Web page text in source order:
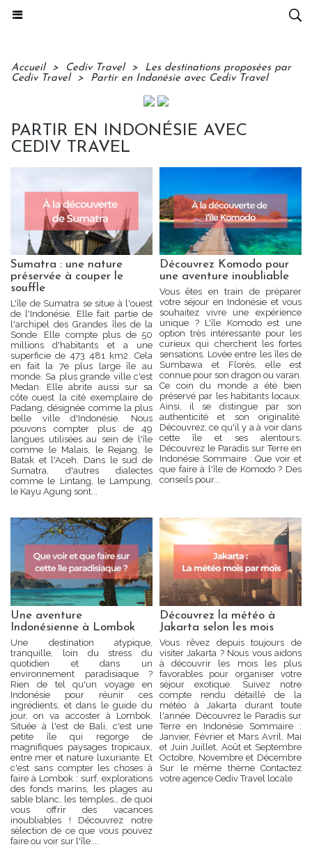
Accueil > Cediv Travel >
Les destinations proposées par
Cediv Travel
> Partir en Indonésie avec Cediv Travel
PARTIR EN INDONÉSIE AVEC
CEDIV TRAVEL
Sumatra : une nature
préservée à couper le
souffle
L'île de Sumatra se situe à l'ouest
de l'Indonésie. Elle fait partie de
l'archipel des Grandes îles de la
Sonde. Elle compte plus de 50
millions d'habitants et a une
superficie de 473 481 km2. Cela
en fait la 7e plus large île au
monde. Sa plus grande ville c'est
Medan. Elle abrite aussi sur sa
côte ouest la cité exemplaire de
Padang, désignée comme la plus
belle ville d'Indonésie. Nous
pouvons compter plus de 49
langues utilisées au sein de l'île
comme le Malais, le Rejang, le
Batak et l'Aceh. Dans le sud de
Sumatra, d'autres dialectes
comme le Lintang, le Lampung,
le Kayu Agung sont...
Découvrez Komodo pour
une aventure inoubliable
Vous êtes en train de préparer
votre séjour en Indonésie et vous
souhaitez vivre une expérience
unique ? L'île Komodo est une
option très intéressante pour les
curieux qui cherchent les fortes
sensations. Lovée entre les îles de
Sumbawa et Florès, elle est
connue pour son dragon ou varan.
Ce coin du monde a été bien
préservé par les habitants locaux.
Ainsi, il se distingue par son
authenticité et son originalité.
Découvrez, ce qu'il y a à voir dans
cette île et ses alentours.
Découvrez le Paradis sur Terre en
Indonésie Sommaire : Que voir et
que faire à l'île de Komodo ? Des
conseils pour...
Une aventure
Indonésienne à Lombok
Une destination atypique,
tranquille, loin du stress du
quotidien et dans un
environnement paradisiaque ?
Rien de tel qu'un voyage en
Indonésie pour réunir ces
ingrédients, et dans le guide du
jour, on va accoster à Lombok.
Située à l'est de Bali, c'est une
petite île qui regorge de
magnifiques paysages tropicaux,
entre mer et nature luxuriante. Et
c'est sans compter les choses à
faire à Lombok : surf, explorations
des fonds marins, les plages au
sable blanc, les temples… de quoi
vous offrir des vacances
inoubliables ! Découvrez notre
sélection de ce que vous pouvez
faire ou voir sur l'île....
Découvrez la météo à
Jakarta selon les mois
Vous rêvez depuis toujours de
visiter Jakarta ? Nous vous aidons
à découvrir les mois les plus
favorables pour organiser votre
séjour exotique. Suivez notre
compte rendu détaillé de la
météo à Jakarta durant toute
l'année. Découvrez le Paradis sur
Terre en Indonésie Sommaire :
Janvier, Février et Mars Avril, Mai
et Juin Juillet, Août et Septembre
Octobre, Novembre et Décembre
Sur le même thème Contactez
votre agence Cediv Travel locale